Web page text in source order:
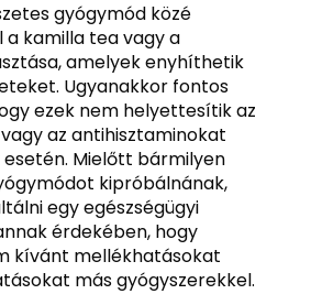
gyógymód közé
kamilla tea vagy a
amelyek enyhíthetik
Ugyanakkor fontos
ezek nem helyettesítik az
az antihisztaminokat
Mielőtt bármilyen
kipróbálnának,
egy egészségügyi
érdekében, hogy
kívánt mellékhatásokat
más gyógyszerekkel.